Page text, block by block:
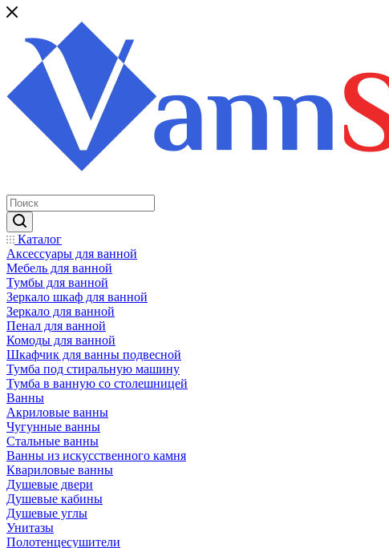
Каталог
Аксессуары для ванной
Мебель для ванной
Тумбы для ванной
Зеркало шкаф для ванной
Зеркало для ванной
Пенал для ванной
Комоды для ванной
Шкафчик для ванны подвесной
Тумба под стиральную машину
Тумба в ванную со столешницей
Ванны
Акриловые ванны
Чугунные ванны
Стальные ванны
Ванны из искусственного камня
Квариловые ванны
Душевые двери
Душевые кабины
Душевые углы
Унитазы
Полотенцесушители